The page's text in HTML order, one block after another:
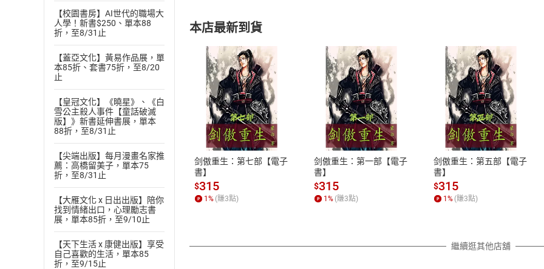
【校園書房】AI世代的職場大
人學！新書$250、單本88
折，至8/31止
【蓋亞文化】黃易作品展，單
本85折、套書75折，至8/20
止
【皇冠文化】《曉星》、《白
雪公主殺人事件【童話破滅
版】》新書延伸書展，單本
88折，至8/31止
【尖端出版】每月漫畫名家推
薦：高橋留美子，單本75
折，至8/31止
【大雁文化 x 日出出版】陪你
找到情緒出口，心理勵志書
展，單本85折，至9/10止
【天下生活 x 康健出版】享受
自己喜歡的生活，單本85
折，至9/15止
付款方式
ATM轉帳、信用卡、LINE PAY、AFTEE
退換貨規範
本店是否提供消費者保護法七日猶
之權利，遽消費者保護法及通訊交
除權合理例外情事適用準則，依商
質各有不同規定。詳細退換貨說明
照各商品說明。
本店最新到貨
剑傲重生：第七部【電子
書】
$315
1 % (賺3點)
剑傲重生：第一部【電子
書】
$315
1 % (賺3點)
剑傲重生：第五部【電子
書】
$315
1 % (賺3點)
繼續逛其他店舖